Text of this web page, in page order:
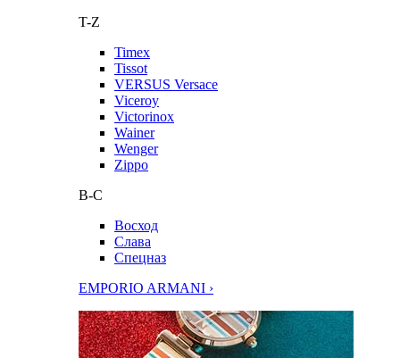
T-Z
Timex
Tissot
VERSUS Versace
Viceroy
Victorinox
Wainer
Wenger
Zippo
В-С
Восход
Слава
Спецназ
EMPORIO ARMANI ›